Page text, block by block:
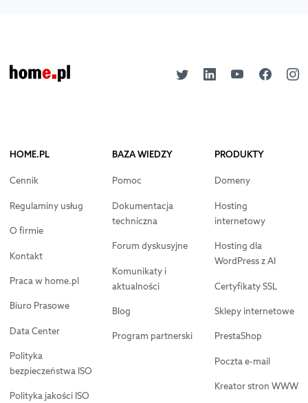
HOME.PL
Cennik
Regulaminy usług
O firmie
Kontakt
Praca w home.pl
Biuro Prasowe
Data Center
Polityka
bezpieczeństwa ISO
Polityka jakości ISO
BAZA WIEDZY
Pomoc
Dokumentacja
techniczna
Forum dyskusyjne
Komunikaty i
aktualności
Blog
Program partnerski
PRODUKTY
Domeny
Hosting
internetowy
Hosting dla
WordPress z AI
Certyfikaty SSL
Sklepy internetowe
PrestaShop
Poczta e-mail
Kreator stron WWW